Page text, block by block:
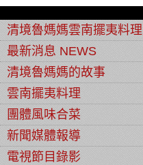
清境魯媽媽雲南擺夷料理
最新消息 NEWS
清境魯媽媽的故事
雲南擺夷料理
團體風味合菜
新聞媒體報導
電視節目錄影